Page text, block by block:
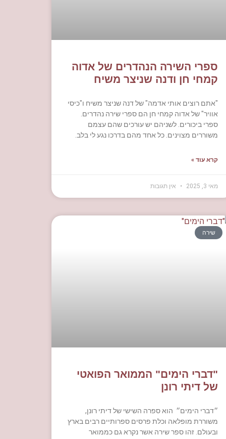
ספרי השירה הנהדרים של אדוה
קמחי חן ודנה שניצר משיח
"אתם רוצים אותי אדמה" של דנה שניצר משיח ו"כיסי
אוויר" של אדוה קמחי חן הם ספרי שירה נהדרים.
ספרי ביכורים. לשניהם יש עורכים שהם עצמם
משוררים מצוינים. כל אחד מהם בדרכו נגע לי בלב.
קרא עוד »
מאי 3, 2025 אין תגובות
שירה
"דברי הימים" הממואר הפואטי
של דיתי רונן
״דברי הימים״ הוא ספרה השישי של דיתי רונן,
משוררת מופלאה וכלת פרסים ספרותיים רבים בארץ
ובעולם. זהו ספר שירה אשר נקרא גם כממואר